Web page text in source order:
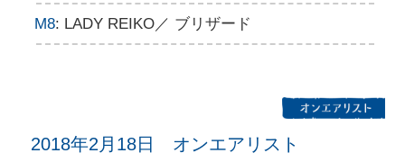
M8: LADY REIKO／ ブリザード
2018年2月18日 オンエアリスト